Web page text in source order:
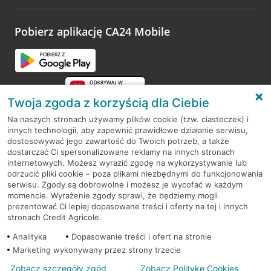
opinie.
Pobierz aplikację CA24 Mobile
RODO
Regulamin serwisu
Mapa serwisu
PolitykaCookies
Twoja zgoda z korzyścią dla Ciebie
Na naszych stronach używamy plików cookie (tzw. ciasteczek) i
innych technologii, aby zapewnić prawidłowe działanie serwisu,
dostosowywać jego zawartość do Twoich potrzeb, a także
dostarczać Ci spersonalizowane reklamy na innych stronach
internetowych. Możesz wyrazić zgodę na wykorzystywanie lub
odrzucić pliki cookie – poza plikami niezbędnymi do funkcjonowania
serwisu. Zgody są dobrowolne i możesz je wycofać w każdym
momencie. Wyrażenie zgody sprawi, że będziemy mogli
prezentować Ci lepiej dopasowane treści i oferty na tej i innych
stronach Credit Agricole.
Analityka
Dopasowanie treści i ofert na stronie
Marketing wykonywany przez strony trzecie
Zobacz szczegóły zgód Zobacz Politykę Cookies